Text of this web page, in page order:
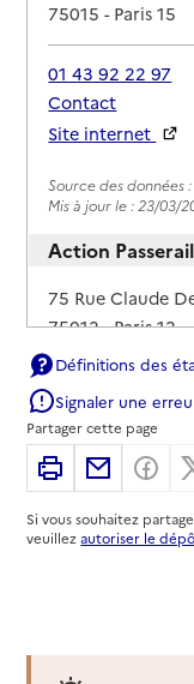
75015-Paris 15
01 43 92 22 97
Contact
Site internet
Source des données
Mis à jour le : 23/03/
Action
Adresse
75 Rue Claude
75012-Paris 12
01 43 41 70 67
Contact
Site internet
Rapport HAS
Source des données :
Mis à jour le : 20/10/
Définitions des
Signaler une
Partager cette page
ImprimerPartager
Si vous souhaitez
veuillezautoriser le